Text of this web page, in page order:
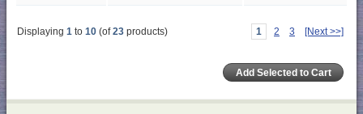
Displaying 1 to 10 (of23 products) 1 2 3 [Next >>]